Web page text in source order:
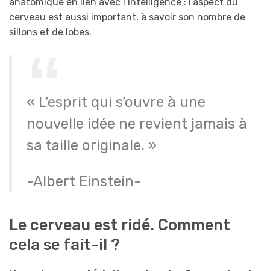
cerveau est aussi important, à savoir son nombre de
sillons et de lobes.
« L’esprit qui s’ouvre à une
nouvelle idée ne revient jamais à
sa taille originale. »
-Albert Einstein-
Le cerveau est ridé. Comment
cela se fait-il ?